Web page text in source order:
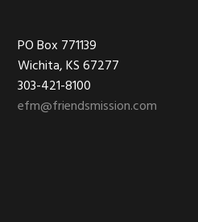
Footer
PO Box 771139
Wichita, KS 67277
303-421-8100
efm@friendsmission.com